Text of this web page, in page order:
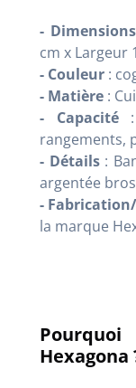
- Dimensions
cm x Largeur
- Couleur :
- Matière :
- Capacité:
rangements,
- Détails:
argentée
-
la marque
Hexagona